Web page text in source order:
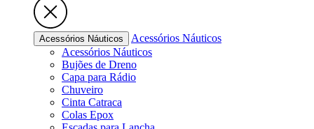
Acessórios Náuticos
Acessórios Náuticos
Acessórios Náuticos
Bujões de Dreno
Capa para Rádio
Chuveiro
Cinta Catraca
Colas Epox